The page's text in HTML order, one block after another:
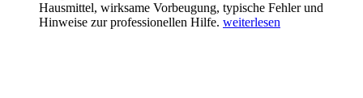
Hausmittel, wirksame Vorbeugung, typische Fehler und
Hinweise zur professionellen Hilfe. weiterlesen